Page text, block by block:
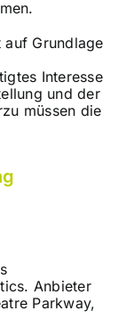
Grundlage
Interesse
und der
müssen die
Anbieter
Parkway,